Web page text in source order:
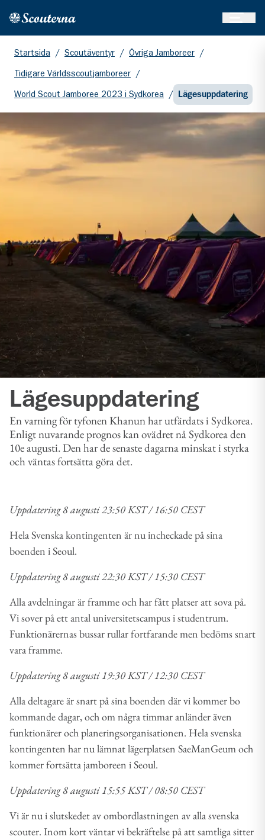
Hem
Startsida / Scoutäventyr / Övriga Jamboreer /
Tidigare Världsscoutjamboreer /
World Scout Jamboree 2023 i Sydkorea / Lägesuppdatering
Lägesuppdatering
En varning för tyfonen Khanun har utfärdats i Sydkorea.
Enligt nuvarande prognos kan ovädret nå Sydkorea den
10e augusti. Den har de senaste dagarna minskat i styrka
och väntas fortsätta göra det.
Uppdatering 8 augusti 23:50 KST / 16:50 CEST
Hela Svenska kontingenten är nu incheckade på sina
boenden i Seoul.
Uppdatering 8 augusti 22:30 KST / 15:30 CEST
Alla avdelningar är framme och har fått platser att sova på.
Vi sover på ett antal universitetscampus i studentrum.
Funktionärernas bussar rullar fortfarande men bedöms snart
vara framme.
Uppdatering 8 augusti 19:30 KST / 12:30 CEST
Alla deltagare är snart på sina boenden där vi kommer bo
kommande dagar, och om några timmar anländer även
funktionärer och planeringsorganisationen. Hela svenska
kontingenten har nu lämnat lägerplatsen SaeManGeum och
kommer fortsätta jamboreen i Seoul.
Uppdatering 8 augusti 15:55 KST / 08:50 CEST
Vi är nu i slutskedet av ombordlastningen av alla svenska
scouter. Inom kort väntar vi bekräftelse på att samtliga sitter